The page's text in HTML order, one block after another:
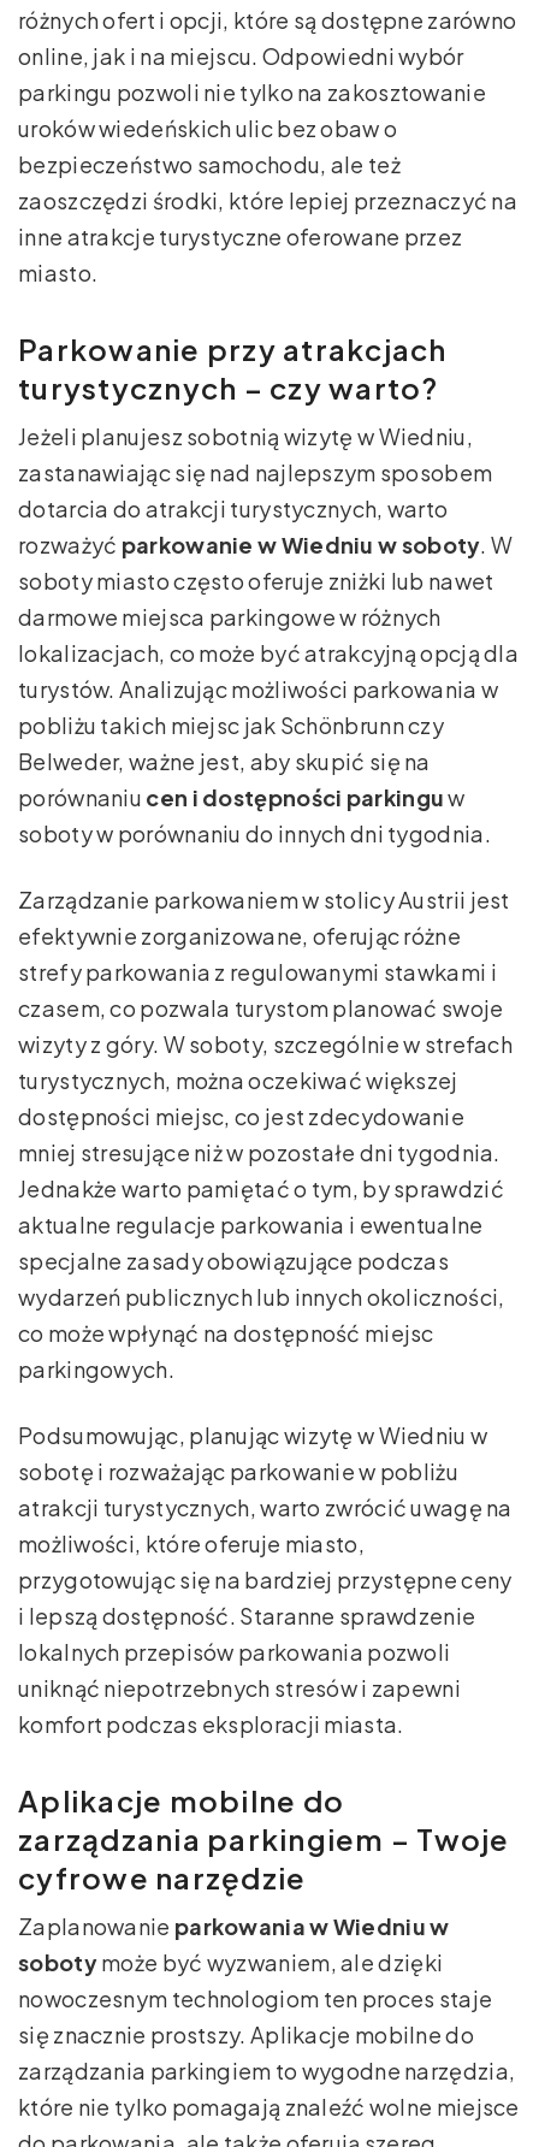
różnych ofert i opcji, które są dostępne zarówno
online, jak i na miejscu. Odpowiedni wybór
parkingu pozwoli nie tylko na zakosztowanie
uroków wiedeńskich ulic bez obaw o
bezpieczeństwo samochodu, ale też
zaoszczędzi środki, które lepiej przeznaczyć na
inne atrakcje turystyczne oferowane przez
miasto.
Parkowanie przy atrakcjach
turystycznych – czy warto?
Jeżeli planujesz sobotnią wizytę w Wiedniu,
zastanawiając się nad najlepszym sposobem
dotarcia do atrakcji turystycznych, warto
rozważyć parkowanie w Wiedniu w soboty. W
soboty miasto często oferuje zniżki lub nawet
darmowe miejsca parkingowe w różnych
lokalizacjach, co może być atrakcyjną opcją dla
turystów. Analizując możliwości parkowania w
pobliżu takich miejsc jak Schönbrunn czy
Belweder, ważne jest, aby skupić się na
porównaniu cen i dostępności parkinguw
soboty w porównaniu do innych dni tygodnia.
Zarządzanie parkowaniem w stolicy Austrii jest
efektywnie zorganizowane, oferując różne
strefy parkowania z regulowanymi stawkami i
czasem, co pozwala turystom planować swoje
wizyty z góry. W soboty, szczególnie w strefach
turystycznych, można oczekiwać większej
dostępności miejsc, co jest zdecydowanie
mniej stresujące niż w pozostałe dni tygodnia.
Jednakże warto pamiętać o tym, by sprawdzić
aktualne regulacje parkowania i ewentualne
specjalne zasady obowiązujące podczas
wydarzeń publicznych lub innych okoliczności,
co może wpłynąć na dostępność miejsc
parkingowych.
Podsumowując, planując wizytę w Wiedniu w
sobotę i rozważając parkowanie w pobliżu
atrakcji turystycznych, warto zwrócić uwagę na
możliwości, które oferuje miasto,
przygotowując się na bardziej przystępne ceny
i lepszą dostępność. Staranne sprawdzenie
lokalnych przepisów parkowania pozwoli
uniknąć niepotrzebnych stresów i zapewni
komfort podczas eksploracji miasta.
Aplikacje mobilne do
zarządzania parkingiem – Twoje
cyfrowe narzędzie
Zaplanowanie parkowania w Wiedniu w
sobotymoże być wyzwaniem, ale dzięki
nowoczesnym technologiom ten proces staje
się znacznie prostszy. Aplikacje mobilne do
zarządzania parkingiem to wygodne narzędzia,
które nie tylko pomagają znaleźć wolne miejsce